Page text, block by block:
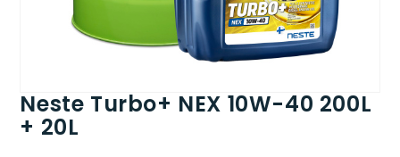
Neste Turbo+ NEX 10W-40 200L
+ 20L